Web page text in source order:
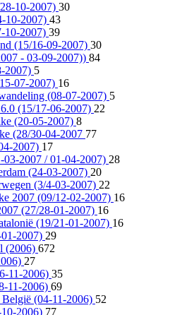
10-2007) 30
10-2007) 43
10-2007) 39
(15/16-09-2007) 30
- 03-09-2007)) 84
2007) 5
07-2007) 16
(08-07-2007) 5
(15/17-06-2007) 22
(20-05-2007) 8
(28/30-04-2007 77
2007) 17
2007 / 01-04-2007) 28
(24-03-2007) 20
(3/4-03-2007) 22
2007 (09/12-02-2007) 16
(27/28-01-2007) 16
(19/21-01-2007) 16
2007) 29
(2006) 672
27
11-2006) 35
11-2006) 69
(04-11-2006) 52
2006) 77